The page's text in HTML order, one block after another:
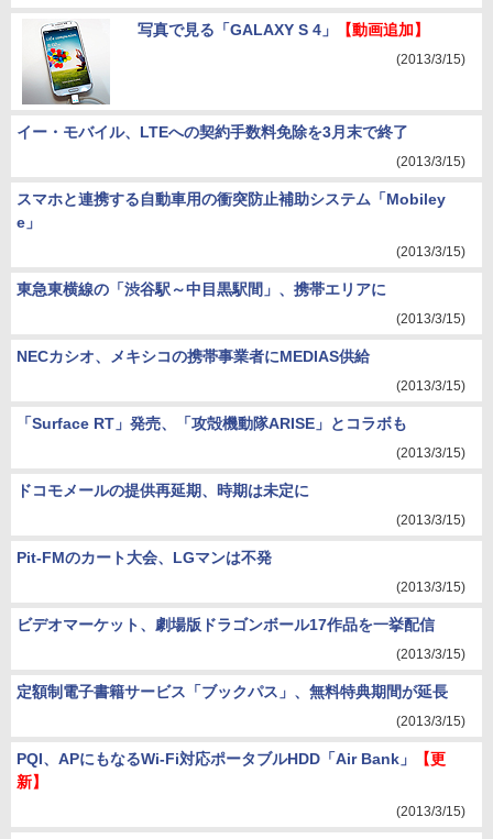
写真で見る「GALAXY S 4」 【動画追加】
(2013/3/15)
イー・モバイル、LTEへの契約手数料免除を3月末で終了
(2013/3/15)
スマホと連携する自動車用の衝突防止補助システム「Mobiley
e」
(2013/3/15)
東急東横線の「渋谷駅～中目黒駅間」、携帯エリアに
(2013/3/15)
NECカシオ、メキシコの携帯事業者にMEDIAS供給
(2013/3/15)
「Surface RT」発売、「攻殻機動隊ARISE」とコラボも
(2013/3/15)
ドコモメールの提供再延期、時期は未定に
(2013/3/15)
Pit-FMのカート大会、LGマンは不発
(2013/3/15)
ビデオマーケット、劇場版ドラゴンボール17作品を一挙配信
(2013/3/15)
定額制電子書籍サービス「ブックパス」、無料特典期間が延長
(2013/3/15)
PQI、APにもなるWi-Fi対応ポータブルHDD「Air Bank」
【更
新】
(2013/3/15)